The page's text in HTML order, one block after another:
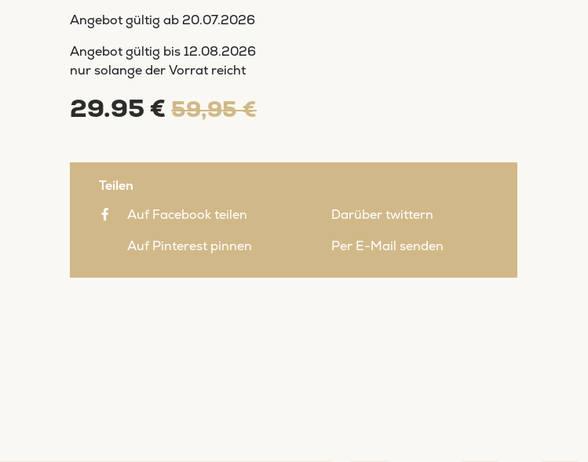
Angebot gültig ab 20.07.2026
Angebot gültig bis12.08.2026
nur solange der Vorrat reicht
29.95 € 59,95 €
Teilen
Auf Facebook teilen
Darüber twittern
Auf Pinterest pinnen
Per E-Mail senden